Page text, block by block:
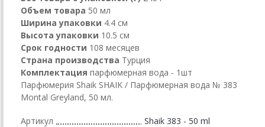
Объем товара 50 мл
Ширина упаковки 4.4 см
Высота упаковки 10.5 см
Срок годности 108 месяцев
Страна производства Турция
Комплектация парфюмерная вода - 1шт
Парфюмерия Shaik SHAIK / Парфюмерная вода № 383
Montal Greyland, 50 мл.
Артикул Shaik 383 - 50 ml